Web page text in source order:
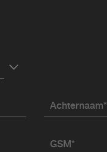
Achternaam*
GSM*